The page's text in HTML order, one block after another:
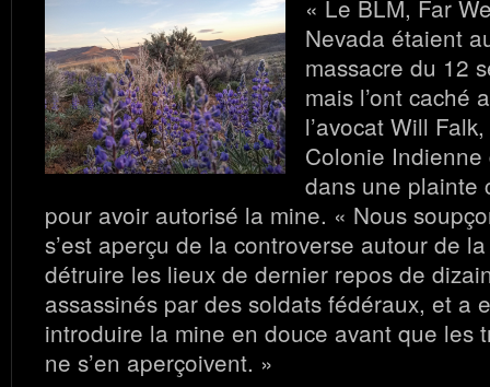
« Le BLM, Far
Nevada étaient
massacre du 12
mais l’ont caché
l’avocat Will
Colonie
dans une plainte
pour avoir autorisé la mine. « Nous
s’est aperçu de la controverse autour de
détruire les lieux de dernier repos de
assassinés par des soldats fédéraux, et a
introduire la mine en douce avant que les
ne s’en aperçoivent. »